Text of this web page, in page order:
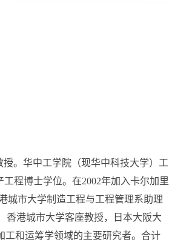
。华中工学院（现华中科技大学）工
工程博士学位。在2002年加入卡尔加里
城市大学制造工程与工程管理系助理
香港城市大学客座教授，日本大阪大
工和运筹学领域的主要研究者。合计